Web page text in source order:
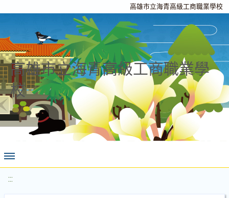
高雄市立海青高級工商職業學校
高雄市立海青高級工商職業學
校
:::